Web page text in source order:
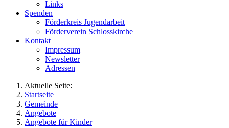
Links
Spenden
Förderkreis Jugendarbeit
Förderverein Schlosskirche
Kontakt
Impressum
Newsletter
Adressen
Aktuelle Seite:
Startseite
Gemeinde
Angebote
Angebote für Kinder